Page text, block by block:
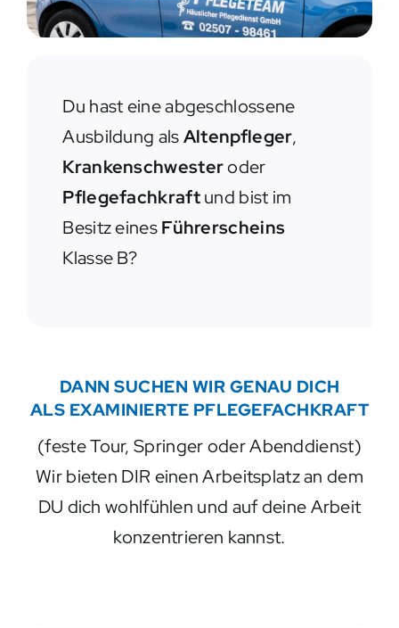
Du hast eine abgeschlossene
Ausbildung alsAltenpfleger,
Krankenschwesteroder
Pflegefachkraftund bist im
Besitz einesFührerscheins
Klasse B?
DANN SUCHEN WIR GENAU DICH
ALS EXAMINIERTE PFLEGEFACHKRAFT
(feste Tour, Springer oder Abenddienst)
Wir bieten DIR einen Arbeitsplatz an dem
DU dich wohlfühlen und auf deine Arbeit
konzentrieren kannst.